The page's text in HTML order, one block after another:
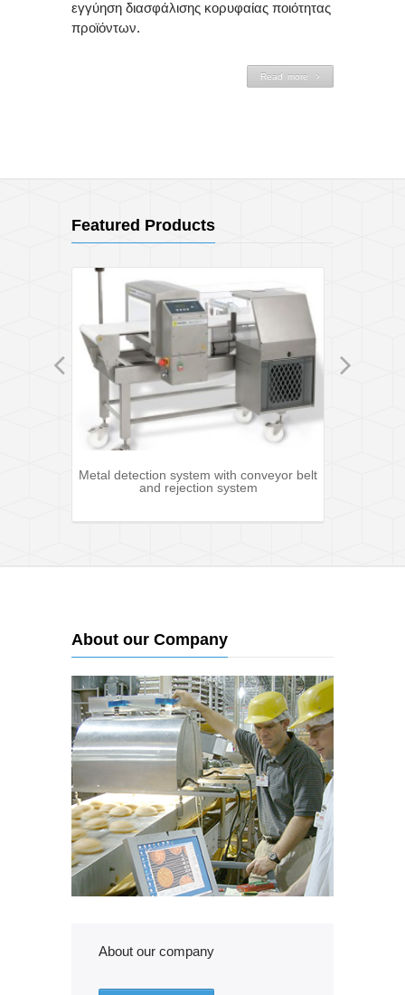
εγγύηση διασφάλισης κορυφαίας ποιότητας
προϊόντων.
Read more
Featured Products
Metal detection system with conveyor belt
and rejection system
About our Company
About our company